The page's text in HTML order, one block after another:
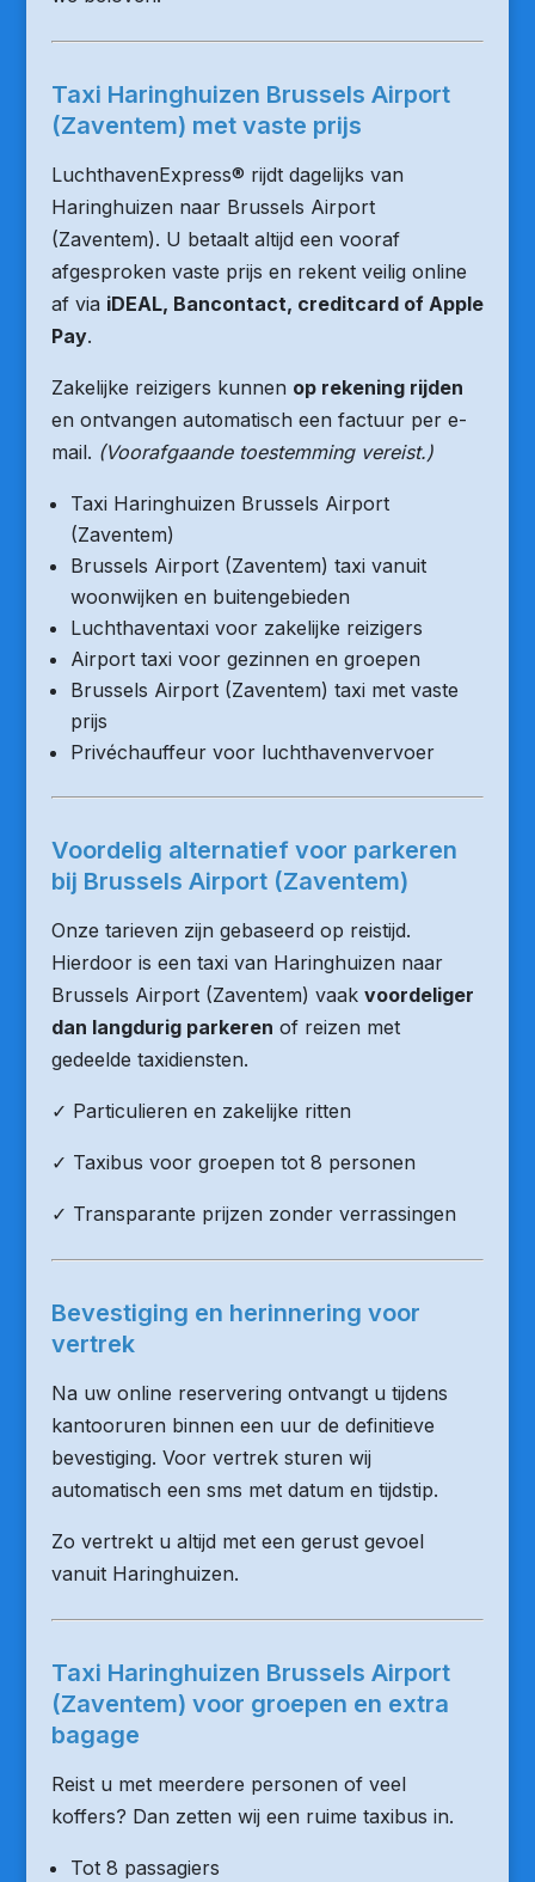
Taxi Haringhuizen Brussels Airport
(Zaventem) met vaste prijs
LuchthavenExpress® rijdt dagelijks van
Haringhuizen naar Brussels Airport
(Zaventem). U betaalt altijd een vooraf
afgesproken vaste prijs en rekent veilig online
af via iDEAL, Bancontact, creditcard of Apple
Pay.
Zakelijke reizigers kunnen op rekening rijden
en ontvangen automatisch een factuur per e-
mail. (Voorafgaande toestemming vereist.)
Taxi Haringhuizen Brussels Airport
(Zaventem)
Brussels Airport (Zaventem) taxi vanuit
woonwijken en buitengebieden
Luchthaventaxi voor zakelijke reizigers
Airport taxi voor gezinnen en groepen
Brussels Airport (Zaventem) taxi met vaste
prijs
Privéchauffeur voor luchthavenvervoer
Voordelig alternatief voor parkeren
bij Brussels Airport (Zaventem)
Onze tarieven zijn gebaseerd op reistijd.
Hierdoor is een taxi van Haringhuizen naar
Brussels Airport (Zaventem) vaak voordeliger
dan langdurig parkeren of reizen met
gedeelde taxidiensten.
✓ Particulieren en zakelijke ritten
✓ Taxibus voor groepen tot 8 personen
✓ Transparante prijzen zonder verrassingen
Bevestiging en herinnering voor
vertrek
Na uw online reservering ontvangt u tijdens
kantooruren binnen een uur de definitieve
bevestiging. Voor vertrek sturen wij
automatisch een sms met datum en tijdstip.
Zo vertrekt u altijd met een gerust gevoel
vanuit Haringhuizen.
Taxi Haringhuizen Brussels Airport
(Zaventem) voor groepen en extra
bagage
Reist u met meerdere personen of veel
koffers? Dan zetten wij een ruime taxibus in.
Tot 8 passagiers